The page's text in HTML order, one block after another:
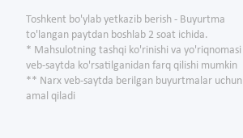
Toshkent bo'ylab yetkazib berish - Buyurtma
to'langan paytdan boshlab 2 soat ichida.
* Mahsulotning tashqi ko'rinishi va yo'riqnomasi
veb-saytda ko'rsatilganidan farq qilishi mumkin
** Narx veb-saytda berilgan buyurtmalar uchun
amal qiladi